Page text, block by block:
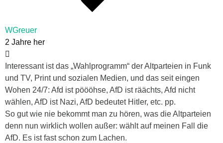
WGreuer
2 Jahre her
Interessant ist das „Wahlprogramm“ der Altparteien in Funk
und TV, Print und sozialen Medien, und das seit eingen
Wohen 24/7: Afd ist pöööhse, AfD ist räächts, Afd nicht
wählen, AfD ist Nazi, AfD bedeutet Hitler, etc. pp.
So gut wie nie bekommt man zu hören, was die Altparteien
denn nun wirklich wollen außer: wählt auf meinen Fall die
AfD. Es ist fast schon zum Lachen.